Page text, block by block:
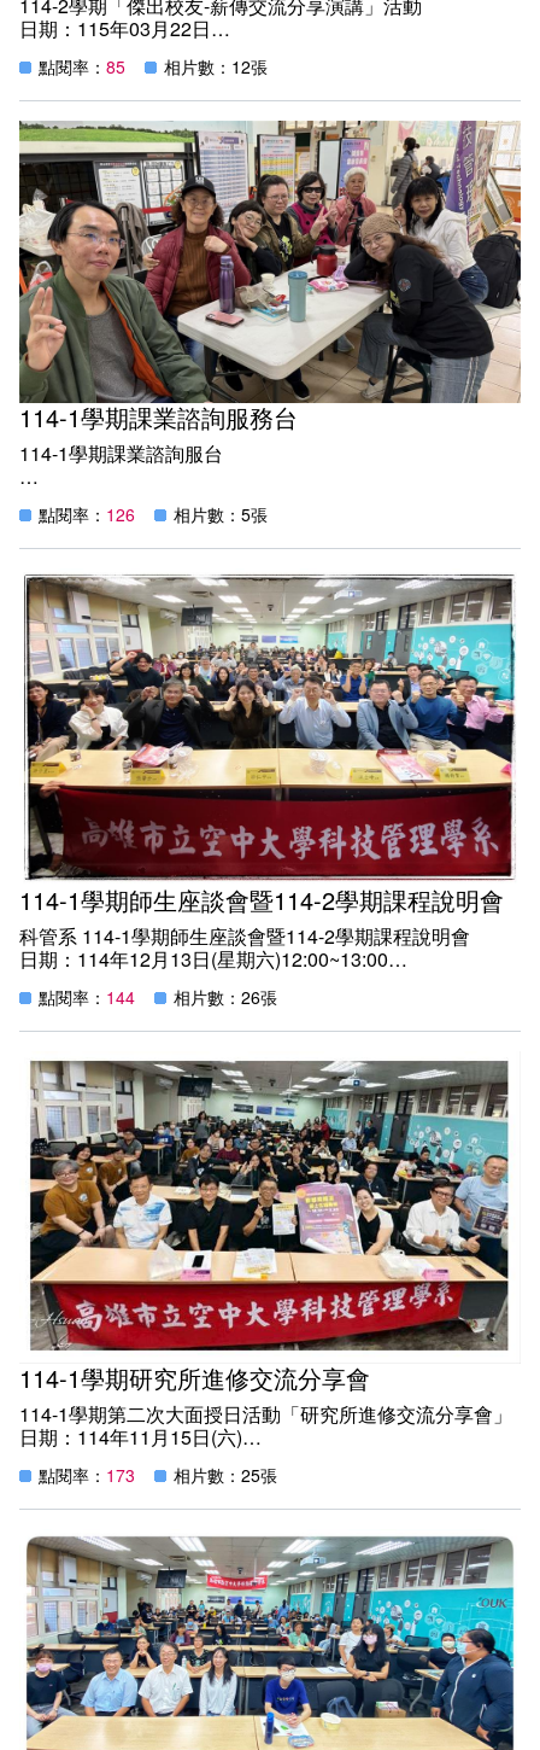
114-2學期「傑出校友-薪傳交流分享演講」活動
日期：115年03月22日
紀實：
高雄空大邀請傑出校友葉淑芬分享泰國創業經驗 拓展學生
國際視野
本系於今（22）日舉辦「傑出校友薪傳交流分享」專題演
講，特邀請本校傑出校友、中榮集團（ADI Group）財務總
監葉淑芬返校演講，以「從家鄉到異鄉：泰國創業經驗談」
為題，分享其遠赴泰國創業、打造國際製造企業的心路歷
程，吸引眾多師生到場聆聽，現場互動熱絡。
活動由郭英勝教務長開場表示，葉淑芬校友為科技管理學系
「泰國專班」畢業生，長期深耕海外產業，不僅在國際製造
領域表現卓越，更展現終身學習精神。透過傑出校友返校分
享，希望讓同學們從真實的創業故事中了解國際產業環境，
並啟發未來職涯發展方向。
演講中，葉淑芬分享創業初期遠赴泰國發展的艱辛歷程。面
對語言與文化差異，憑藉毅力與行動力，在陌生環境中逐步
建立人脈與事業基礎，而這些經驗與科技管理學系課程中所
強調的「國際視野」、「跨文化溝通」與「產業策略思維」
高度契合。她勉勵學弟妹勇於走向世界、累積國際經驗，並
以長遠視野思考產業發展趨勢。她最後表示：「科技管理不
只是學習運用科技，更重要的是問題發掘，理解產業與市
場，創新思考與整合找到技術與商業之間的連結。」
未來本系將持續透過課程與產業交流活動，邀請更多校友與
企業界人士回校分享實務經驗，深化產學合作，培養具備國
際宏觀及全球視野與創新整合能力的科技管理人才。
點閱率： 85 相片數：12張
114-1學期課業諮詢服務台
114-1學期課業諮詢服台
日期：四次大面授上課日10:00~15:00
地點：教學樓一樓電梯前
紀實：
一、每一次的大面授返校上課日，科管系都會在教學樓電梯
前擺設課業諮詢服務台，提供同學們各式各樣的提問與服
務，包含各科教室、如何選課、申請抵免與減修、畢業前要
修滿哪些課程、學分配置、領問卷小禮物在哪領?班代頒獎
典禮在哪舉行......等，種種問題。
二、為同學服務的人員，有系學會會長帶領的幹部群、畢業
又回來選課的學長姐、考上研究所的畢業生….當然還有老
師們的光臨，讓同學可以在舒適的服務台，授業解惑。
三、這一學期還有親臨服務台的系友會會長、科管二位資深
學姐回來幫忙，為科管系增添不少熱鬧氣氛，更為系上增加
不少的凝聚力，歡迎各位學長姐，親臨科管系，為大家服
務，分享以往的經驗給徐弟妹們。
點閱率： 126 相片數：5張
114-1學期師生座談會暨114-2學期課程說明會
科管系 114-1學期師生座談會暨114-2學期課程說明會
日期：114年12月13日(星期六)12:00~13:00
紀實：
一、同學們，期待已久，114-2學期 科管系的課程說明會來
容，協助同學深入了解課程架構與學習重點，作為選課參考
依據。
二、114-2學期的課程有「AI工具應用入門、客戶關係管
理、 能源管理與低碳製造、綠能科技產業、電競產業與創
新、3D與雷雕藝術設計、微軟 AI-900 認證、採購管理、供
應鏈與物流管理」....等相關課程，課程實用又精采，內容非
常豐富~
點閱率： 144 相片數：26張
114-1學期研究所進修交流分享會
114-1學期第二次大面授日活動「研究所進修交流分享會」
日期：114年11月15日(六)
地點：教學樓C203教室
紀實:
會」活動，今年特別邀請高雄餐旅大學觀光學院來參加，這
三大院校四系所的教授與碩專班同學來跟同學分享進修研究
所需準備的資料與報考研究所的流程，今年也邀請到畢業於
高空大的學長姐，有博士生、碩士生回來分享，他們在研究
所的修課日常，讓同學們可以有個準備的方向。
參與的院校與系所:
一、高師大(工業科技教育學系)
二、高科大(智慧商務系、金融資訊系)
三、高餐大(觀光研究所)
點閱率： 173 相片數：25張